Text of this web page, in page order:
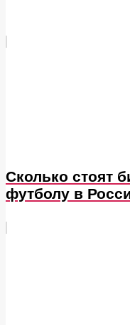
Сколько стоят
футболу в